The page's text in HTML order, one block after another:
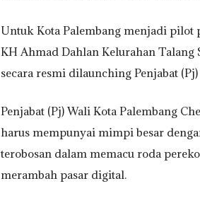
Untuk Kota Palembang menjadi pilot
KH Ahmad Dahlan Kelurahan Talang
secara resmi dilaunching Penjabat
Penjabat (Pj) Wali Kota Palembang
harus mempunyai mimpi besar
terobosan dalam memacu roda
merambah pasar digital.